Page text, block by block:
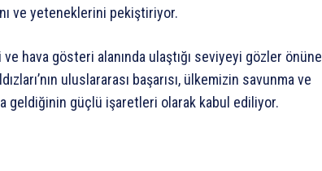
ve yeteneklerini pekiştiriyor.
hava gösteri alanında ulaştığı seviyeyi gözler önüne
uluslararası başarısı, ülkemizin savunma ve
geldiğinin güçlü işaretleri olarak kabul ediliyor.